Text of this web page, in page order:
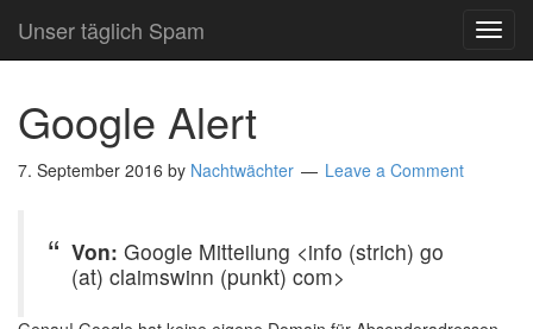
Unser täglich Spam
Google Alert
7. September 2016 by Nachtwächter Leave a Comment
Von: Google Mitteilung <info (strich) go
(at) claimswinn (punkt) com>